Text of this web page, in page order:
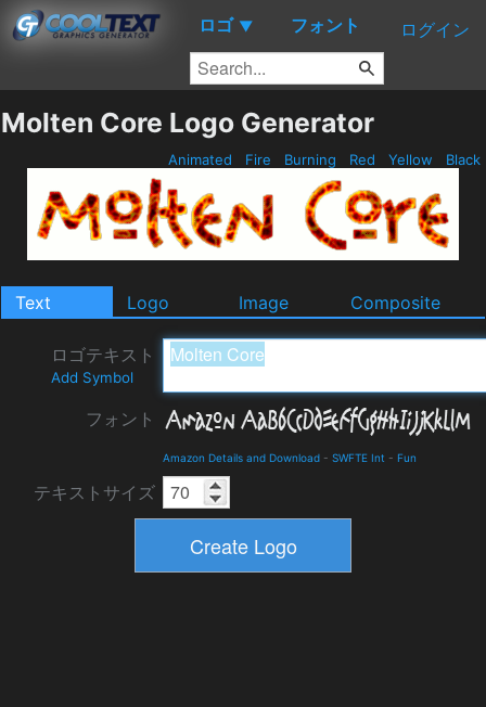
ロゴ ▼ フォント ログイン
Molten Core Logo Generator
Animated Fire Burning Red Yellow Black
Text Logo Image Composite
ロゴテキスト
Add Symbol
フォント
Amazon Details and Download - SWFTE Int - Fun
テキストサイズ